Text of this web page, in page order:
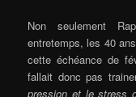
Non seulement
entretemps, les 40
cette échéance de
fallait donc pas
pression et le stress